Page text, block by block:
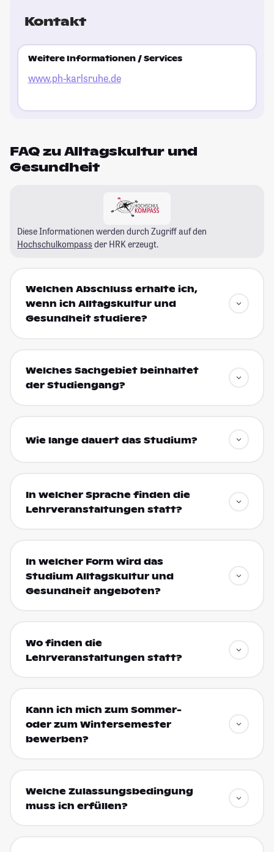
Kontakt
Weitere Informationen / Services
www.ph-karlsruhe.de
FAQ zu Alltagskultur und
Gesundheit
Diese Informationen werden durch Zugriff auf den
Hochschulkompass der HRK erzeugt.
Welchen Abschluss erhalte ich,
wenn ich Alltagskultur und
Gesundheit studiere?
Welches Sachgebiet beinhaltet
der Studiengang?
Wie lange dauert das Studium?
In welcher Sprache finden die
Lehrveranstaltungen statt?
In welcher Form wird das
Studium Alltagskultur und
Gesundheit angeboten?
Wo finden die
Lehrveranstaltungen statt?
Kann ich mich zum Sommer-
oder zum Wintersemester
bewerben?
Welche Zulassungsbedingung
muss ich erfüllen?